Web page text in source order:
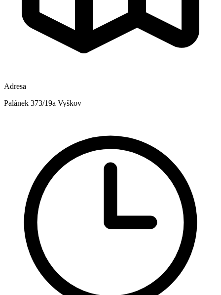
Adresa
Palánek 373/19a Vyškov